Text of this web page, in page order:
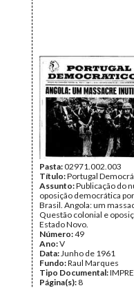
Pasta:02971.002.003
Título:Portugal
Assunto:Publicação do
oposição democrática
Brasil. Angola: um
Questão colonial e
Estado Novo.
Número:49
Ano:V
Data:Junho de 1961
Fundo:Raul Marques
Tipo Documental:
Página(s): 8